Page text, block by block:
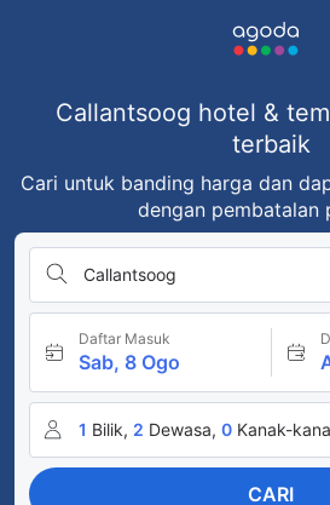
Callantsoog hotel &
terbaik
Cari untuk banding harga dan
dengan pembatalan
Callantsoog
Daftar Masuk
Sab, 8 Ogo
1 Bilik, 2 Dewasa, 0 Kanak-
CARI